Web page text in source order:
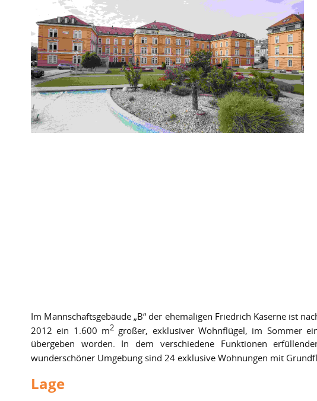
Im Mannschaftsgebäude „B“ der ehemaligen Friedrich Kaserne ist
2012 ein 1.600 m2 großer, exklusiver Wohnflügel, im Sommer
übergeben worden. In dem verschiedene Funktionen
wunderschöner Umgebung sind 24 exklusive Wohnungen mit
Lage